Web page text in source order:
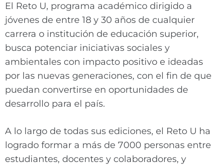
El Reto U, programa académico dirigido a
jóvenes de entre 18 y 30 años de cualquier
carrera o institución de educación superior,
busca potenciar iniciativas sociales y
ambientales con impacto positivo e ideadas
por las nuevas generaciones, con el fin de que
puedan convertirse en oportunidades de
desarrollo para el país.
A lo largo de todas sus ediciones, el Reto U ha
logrado formar a más de 7000 personas entre
estudiantes, docentes y colaboradores, y